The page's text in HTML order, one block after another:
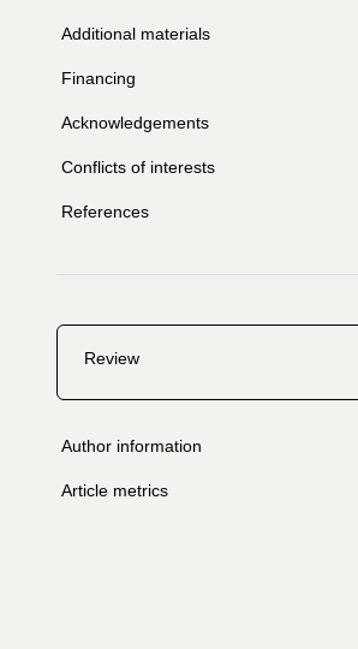
Additional materials
Financing
Acknowledgements
Conflicts of interests
References
Review
Author information
Article metrics